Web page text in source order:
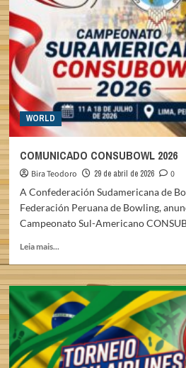
WORLD
COMUNICADO CONSUBOWL 2026
Bira Teodoro 29 de abril de 2026
0
A Confederación Sudamericana de
Federación Peruana de Bowling,
Campeonato Sul-Americano
Leia mais...
about
COMUNICADO
CONSUBOWL
2026